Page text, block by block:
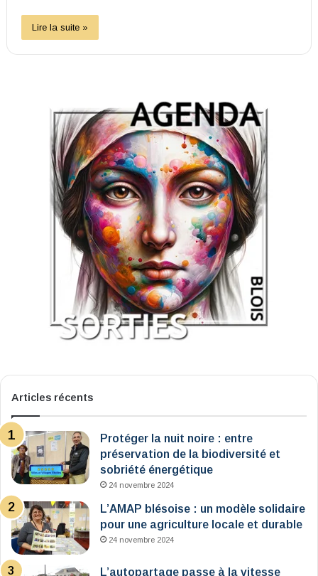
Lire la suite »
Articles récents
Protéger la nuit noire : entre
préservation de la biodiversité et
sobriété énergétique
24 novembre 2024
L’AMAP blésoise : un modèle solidaire
pour une agriculture locale et durable
24 novembre 2024
L’autopartage passe à la vitesse